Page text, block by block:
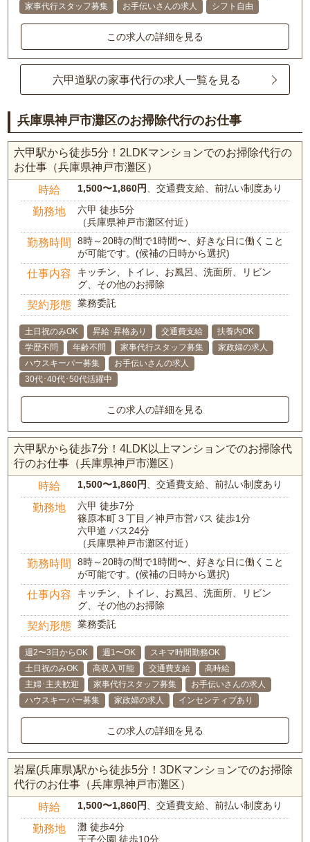
家事代行スタッフ募集
お手伝いさんの求人 シフト自由
この求人の詳細を見る
六甲道駅の家事代行の求人一覧を見る
兵庫県神戸市灘区のお掃除代行のお仕事
六甲駅から徒歩5分！2LDKマンションでのお掃除代行の
お仕事（兵庫県神戸市灘区）
時給 1,500〜1,860円 、交通費支給、前払い制度あり
勤務地
六甲 徒歩5分
（兵庫県神戸市灘区付近）
勤務時間
8時～20時の間で1時間〜、好きな日に働くこと
が可能です。(候補の日時から選択)
仕事内容
キッチン、トイレ、お風呂、洗面所、リビン
グ、その他のお掃除
契約形態 業務委託
土日祝のみOK 昇給･昇格あり 交通費支給
扶養内OK
学歴不問
年齢不問 家事代行スタッフ募集
家政婦の求人
ハウスキーパー募集
お手伝いさんの求人
30代･40代･50代活躍中
この求人の詳細を見る
六甲駅から徒歩7分！4LDK以上マンションでのお掃除代
行のお仕事（兵庫県神戸市灘区）
時給 1,500〜1,860円 、交通費支給、前払い制度あり
勤務地
六甲 徒歩7分
篠原本町３丁目／神戸市営バス 徒歩1分
六甲道 バス24分
（兵庫県神戸市灘区付近）
勤務時間
8時～20時の間で1時間〜、好きな日に働くこと
が可能です。(候補の日時から選択)
仕事内容
キッチン、トイレ、お風呂、洗面所、リビン
グ、その他のお掃除
契約形態 業務委託
週2〜3日からOK 週1〜OK
スキマ時間勤務OK
土日祝のみOK
高収入可能 交通費支給
高時給
主婦･主夫歓迎
家事代行スタッフ募集
お手伝いさんの求人
ハウスキーパー募集
家政婦の求人 インセンティブあり
この求人の詳細を見る
岩屋(兵庫県)駅から徒歩5分！3DKマンションでのお掃除
代行のお仕事（兵庫県神戸市灘区）
時給 1,500〜1,860円 、交通費支給、前払い制度あり
勤務地
灘 徒歩4分
王子公園 徒歩10分